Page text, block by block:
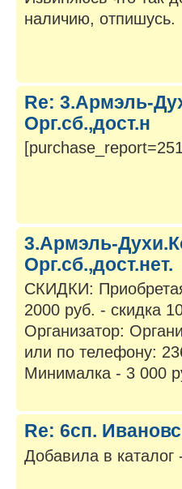
наличию, отпишусь.
Re: 3.Армэль-
Орг.сб.,дост.н
3.Армэль-
Орг.сб.,дост.нет.
СКИДКИ:
2000 руб. - скидка
Организатор:
или по телефону:
Минималка - 3 000
Re: 6сп.
Добавила в каталог